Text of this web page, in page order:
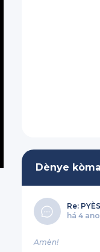
Dènye
Re:
há 4
Amèn!